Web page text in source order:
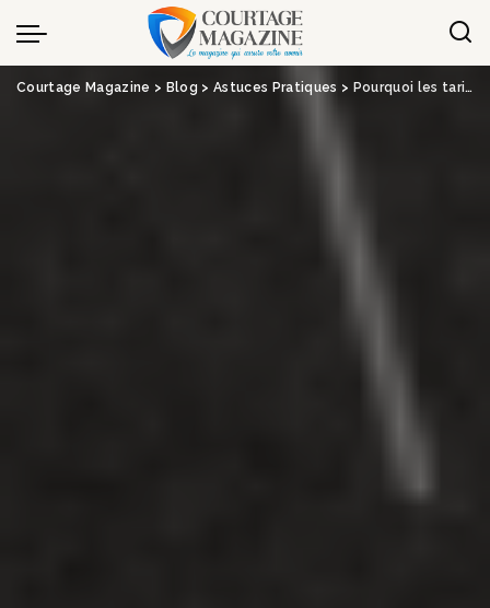
Panneau de gestion des cookies
Courtage Magazine > Blog > Astuces Pratiques > Pourquoi les tarifs des assurances auto, habitation ou santé vont forcément augmenter